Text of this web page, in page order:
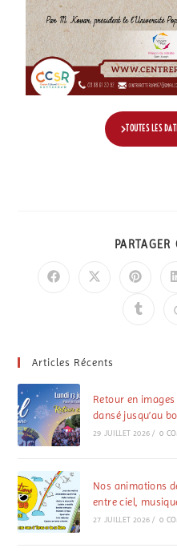
TOUTES LES
PARTAGER
Articles Récents
Retour en
dansé jusqu’au
29 JUILLET 2026 / 0
Nos animations
entre ciel,
27 JUILLET 2026 / 0